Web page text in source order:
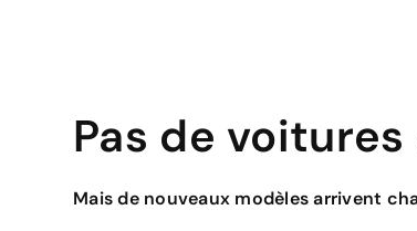
Pas de
Mais de nouveaux modèles arrivent